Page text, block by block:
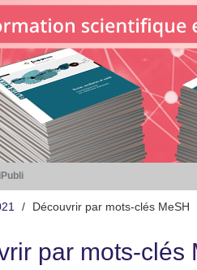
Découvrir par mots-clés MeSH
par mots-clés